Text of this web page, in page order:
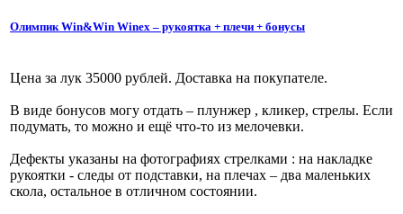
Олимпик Win&Win Winex – рукоятка + плечи + бонусы
Цена за лук 35000 рублей. Доставка на покупателе.
В виде бонусов могу отдать – плунжер , кликер, стрелы. Если
подумать, то можно и ещё что-то из мелочевки.
Дефекты указаны на фотографиях стрелками : на накладке
рукоятки - следы от подставки, на плечах – два маленьких
скола, остальное в отличном состоянии.